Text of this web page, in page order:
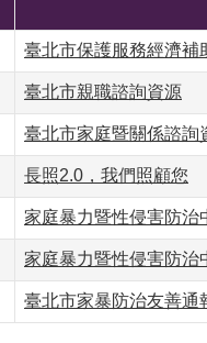
臺北市保護服務經濟補
臺北市親職諮詢資源
臺北市家庭暨關係諮詢
長照2.0，我們照顧您
家庭暴力暨性侵害防治
家庭暴力暨性侵害防治
臺北市家暴防治友善通